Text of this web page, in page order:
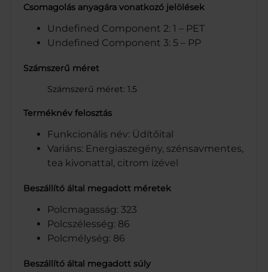
Csomagolás anyagára vonatkozó jelölések
Undefined Component 2: 1 – PET
Undefined Component 3: 5 – PP
Számszerű méret
Számszerű méret: 1.5
Terméknév felosztás
Funkcionális név: Üdítőital
Variáns: Energiaszegény, szénsavmentes,
tea kivonattal, citrom ízével
Beszállító által megadott méretek
Polcmagasság: 323
Polcszélesség: 86
Polcmélység: 86
Beszállító által megadott súly